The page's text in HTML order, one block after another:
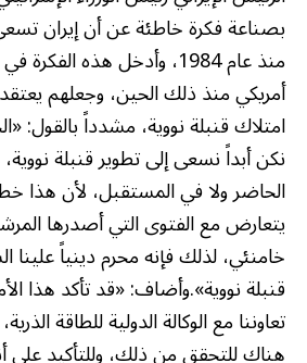
بصناعة فكرة خاطئة عن أن إيران
منذ عام 1984، وأدخل هذه
أمريكي منذ ذلك الحين، وجعلهم
امتلاك قنبلة نووية، مشدداً بالقول:
نكن أبداً نسعى إلى تطوير قنبلة
الحاضر ولا في المستقبل، لأن هذا
يتعارض مع الفتوى التي أصدرها
خامنئي، لذلك فإنه محرم دينياً علينا
قنبلة نووية».وأضاف: «قد تأكد هذا
تعاوننا مع الوكالة الدولية للطاقة
هناك للتحقق من ذلك، وللتأكيد على